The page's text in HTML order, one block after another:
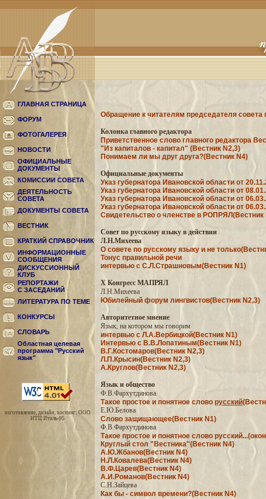
ГЛАВНАЯ СТРАНИЦА
ФОРУМ
ФОТОГАЛЕРЕЯ
НОВОСТИ
ОФИЦИАЛЬНЫЕ
ДОКУМЕНТЫ
КОМИССИИ СОВЕТА
ДЕЯТЕЛЬНОСТЬ
СОВЕТА
ДОКУМЕНТЫ СОВЕТА
ВЕСТНИК
КРАТКИЙ СПРАВОЧНИК
ИНФОРМАЦИОННЫЕ
СООБЩЕНИЯ
ДИСКУССИОННЫЙ
КЛУБ
РЕПОРТАЖИ
С ЗАСЕДАНИЙ
ЛИТЕРАТУРА ПО ТЕМЕ
КОНКУРСЫ
СЛОВАРЬ
Областная целевая
программа "Русский
язык"
изготовление, дизайн, хостинг: ООО
НТЦ Итиль-95
Обращение к читателям председателя
Колонка главного редактора
Приветственное слово главного редактора
"Из капиталов - капитал" (Вестник N2,3)
Понимаем ли мы друг друга?(Вестник N4)
Официальные документы
Указ губернатора Ивановской области от
Указ губернатора Ивановской области от
Указ губернатора Ивановской области от
Указ губернатора Ивановской области от
Свидетельство о членстве в РОПРЯЛ(Вестник
Совет по русскому языку в действии
Л.Н.Михеева
О совете по русскому языку и не
Тонус правильной речи
интервью с С.Л.Страшновым(Вестник N1)
X Конгресс МАПРЯЛ
Л.Н.Михеева
Юбилейный форум лингвистов(Вестник N2,3)
Авторитетное мнение
Язык, на котором мы говорим
интервью с Л.А.Вербицкой(Вестник N1)
Интервью с В.В.Лопатиным(Вестник N1)
В.Г.Костомаров(Вестник N2,3)
Л.П.Крысин(Вестник N2,3)
А.Круглов(Вестник N2,3)
Язык и общество
Ф.В.Фархутдинова
Такое простое и понятное слово русский
Е.Ю.Белова
Слово защищающее(Вестник N1)
Ф.В.Фархутдинова
Такое простое и понятное слово
Круглый стол "Вестника"(Вестник N4)
А.Ю.Жбанов(Вестник N4)
Н.Л.Ковалева(Вестник N4)
В.Ф.Царев(Вестник N4)
А.И.Романов(Вестник N4)
С.Н.Зайцева
Как бы - символ времени?(Вестник N4)